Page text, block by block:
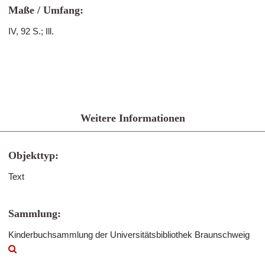
Maße / Umfang:
IV, 92 S.; Ill.
Weitere Informationen
Objekttyp:
Text
Sammlung:
Kinderbuchsammlung der Universitätsbibliothek Braunschweig